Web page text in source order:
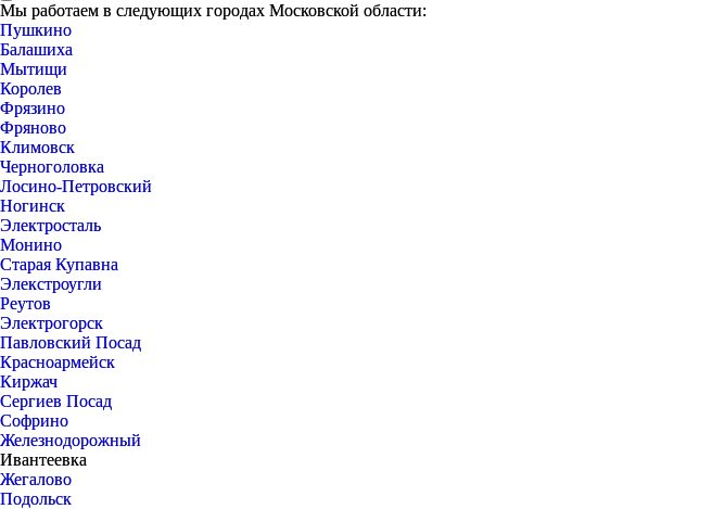
Мы работаем в следующих городах Московской области:
Пушкино
Балашиха
Мытищи
Королев
Фрязино
Фряново
Климовск
Черноголовка
Лосино-Петровский
Ногинск
Электросталь
Монино
Старая Купавна
Элекстроугли
Реутов
Электрогорск
Павловский Посад
Красноармейск
Киржач
Сергиев Посад
Софрино
Железнодорожный
Ивантеевка
Жегалово
Подольск